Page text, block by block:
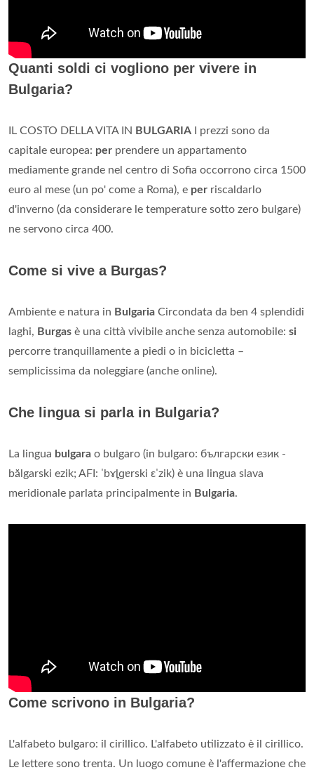
Quanti soldi ci vogliono per vivere in
Bulgaria?
IL COSTO DELLA VITA IN BULGARIA I prezzi sono da
capitale europea: per prendere un appartamento
mediamente grande nel centro di Sofia occorrono circa 1500
euro al mese (un po' come a Roma), e per riscaldarlo
d'inverno (da considerare le temperature sotto zero bulgare)
ne servono circa 400.
Come si vive a Burgas?
Ambiente e natura in Bulgaria Circondata da ben 4 splendidi
laghi, Burgas è una città vivibile anche senza automobile: si
percorre tranquillamente a piedi o in bicicletta –
semplicissima da noleggiare (anche online).
Che lingua si parla in Bulgaria?
La lingua bulgara o bulgaro (in bulgaro: български език -
bălgarski ezik; AFI: ˈbɤ̞lɡɐrski ɛˈzik) è una lingua slava
meridionale parlata principalmente in Bulgaria.
Come scrivono in Bulgaria?
L'alfabeto bulgaro: il cirillico. L'alfabeto utilizzato è il cirillico.
Le lettere sono trenta. Un luogo comune è l'affermazione che